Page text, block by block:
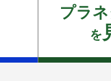
プラ
を